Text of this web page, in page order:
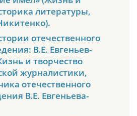
литературы,
отечественного
В.Е. Евгеньев-
и творчество
журналистики,
отечественного
В.Е. Евгеньева-